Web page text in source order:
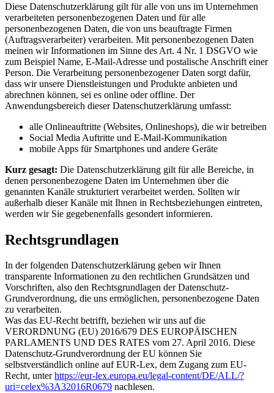
Diese Datenschutzerklärung gilt für alle von uns im Unternehmen
verarbeiteten personenbezogenen Daten und für alle
personenbezogenen Daten, die von uns beauftragte Firmen
(Auftragsverarbeiter) verarbeiten. Mit personenbezogenen Daten
meinen wir Informationen im Sinne des Art. 4 Nr. 1 DSGVO wie
zum Beispiel Name, E-Mail-Adresse und postalische Anschrift einer
Person. Die Verarbeitung personenbezogener Daten sorgt dafür,
dass wir unsere Dienstleistungen und Produkte anbieten und
abrechnen können, sei es online oder offline. Der
Anwendungsbereich dieser Datenschutzerklärung umfasst:
alle Onlineauftritte (Websites, Onlineshops), die wir betreiben
Social Media Auftritte und E-Mail-Kommunikation
mobile Apps für Smartphones und andere Geräte
Kurz gesagt: Die Datenschutzerklärung gilt für alle Bereiche, in
denen personenbezogene Daten im Unternehmen über die
genannten Kanäle strukturiert verarbeitet werden. Sollten wir
außerhalb dieser Kanäle mit Ihnen in Rechtsbeziehungen eintreten,
werden wir Sie gegebenenfalls gesondert informieren.
Rechtsgrundlagen
In der folgenden Datenschutzerklärung geben wir Ihnen
transparente Informationen zu den rechtlichen Grundsätzen und
Vorschriften, also den Rechtsgrundlagen der Datenschutz-
Grundverordnung, die uns ermöglichen, personenbezogene Daten
zu verarbeiten.
Was das EU-Recht betrifft, beziehen wir uns auf die
VERORDNUNG (EU) 2016/679 DES EUROPÄISCHEN
PARLAMENTS UND DES RATES vom 27. April 2016. Diese
Datenschutz-Grundverordnung der EU können Sie
selbstverständlich online auf EUR-Lex, dem Zugang zum EU-
Recht, unterhttps://eur-lex.europa.eu/legal-content/DE/ALL/?
uri=celex%3A32016R0679 nachlesen.